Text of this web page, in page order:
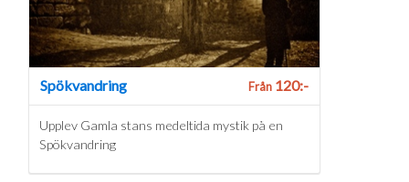
Spökvandring Från120:-
Upplev Gamla stans medeltida mystik på en
Spökvandring